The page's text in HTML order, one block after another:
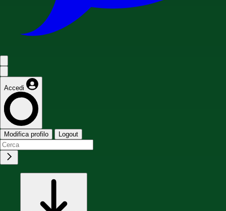
Accedi
Modifica profilo Logout